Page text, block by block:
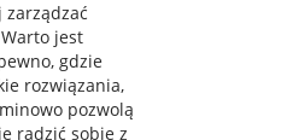
zarządzać
jest
gdzie
rozwiązania,
pozwolą
radzić sobie z